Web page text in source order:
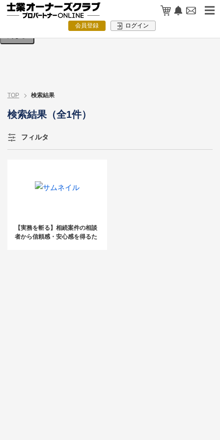
会員登録 ログイン
検索条件を入力してください。
TOP 検索結果
検索結果（全1件）
フィルタ
【実務を斬る】相続案件の相談
者から信頼感・安心感を得るた